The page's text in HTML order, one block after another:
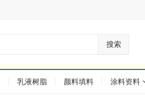
搜索
乳液树脂 颜料填料 涂料资料